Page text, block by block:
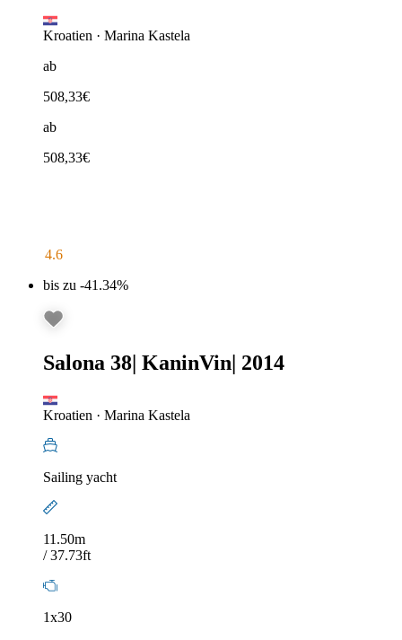
Kroatien · Marina Kastela
ab
508,33€
ab
508,33€
4.6
bis zu -41.34%
Salona 38 KaninVin 2014
Kroatien · Marina Kastela
Sailing yacht
11.50m
/ 37.73ft
1x30